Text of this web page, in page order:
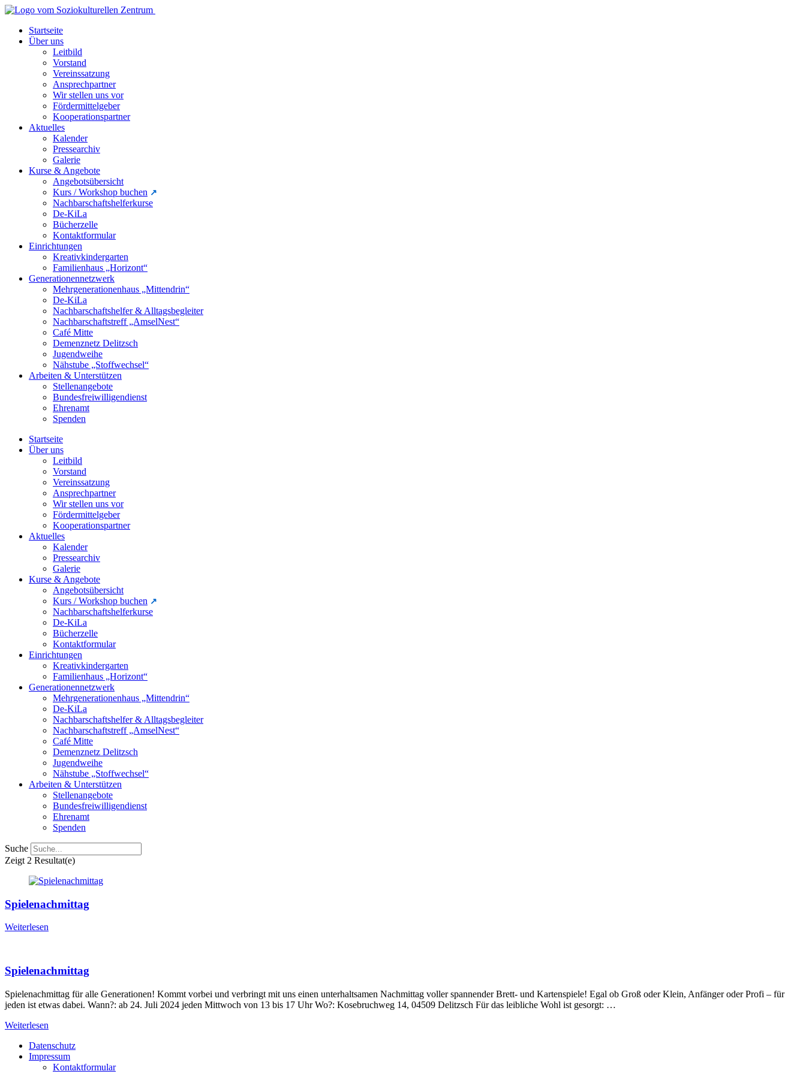
Startseite
Über uns
Leitbild
Vorstand
Vereinssatzung
Ansprechpartner
Wir stellen uns vor
Fördermittelgeber
Kooperationspartner
Aktuelles
Kalender
Pressearchiv
Galerie
Kurse & Angebote
Angebotsübersicht
Kurs / Workshop buchen
Nachbarschaftshelferkurse
De-KiLa
Bücherzelle
Kontaktformular
Einrichtungen
Kreativkindergarten
Familienhaus „Horizont“
Generationennetzwerk
Mehrgenerationenhaus „Mittendrin“
De-KiLa
Nachbarschaftshelfer & Alltagsbegleiter
Nachbarschaftstreff „AmselNest“
Café Mitte
Demenznetz Delitzsch
Jugendweihe
Nähstube „Stoffwechsel“
Arbeiten & Unterstützen
Stellenangebote
Bundesfreiwilligendienst
Ehrenamt
Spenden
Startseite
Über uns
Leitbild
Vorstand
Vereinssatzung
Ansprechpartner
Wir stellen uns vor
Fördermittelgeber
Kooperationspartner
Aktuelles
Kalender
Pressearchiv
Galerie
Kurse & Angebote
Angebotsübersicht
Kurs / Workshop buchen
Nachbarschaftshelferkurse
De-KiLa
Bücherzelle
Kontaktformular
Einrichtungen
Kreativkindergarten
Familienhaus „Horizont“
Generationennetzwerk
Mehrgenerationenhaus „Mittendrin“
De-KiLa
Nachbarschaftshelfer & Alltagsbegleiter
Nachbarschaftstreff „AmselNest“
Café Mitte
Demenznetz Delitzsch
Jugendweihe
Nähstube „Stoffwechsel“
Arbeiten & Unterstützen
Stellenangebote
Bundesfreiwilligendienst
Ehrenamt
Spenden
Suche
Zeigt 2 Resultat(e)
Spielenachmittag
Weiterlesen
Spielenachmittag
Spielenachmittag für alle Generationen! Kommt vorbei und verbringt mit uns einen unterhaltsamen Nachmittag voller spannender Brett- und Kartenspiele! Egal ob Groß oder Klein, Anfänger oder Profi – für
jeden ist etwas dabei. Wann?: ab 24. Juli 2024 jeden Mittwoch von 13 bis 17 Uhr Wo?: Kosebruchweg 14, 04509 Delitzsch Für das leibliche Wohl ist gesorgt: …
Weiterlesen
Datenschutz
Impressum
Kontaktformular